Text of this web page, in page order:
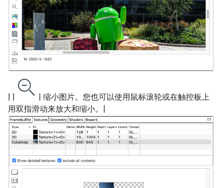
| 缩小图片。您也可以使用鼠标滚轮或在触控板上
用双指滑动来放大和缩小。|